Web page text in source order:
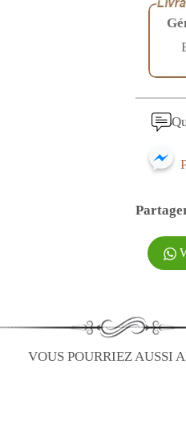
VOUS POURRIEZ AUSSI